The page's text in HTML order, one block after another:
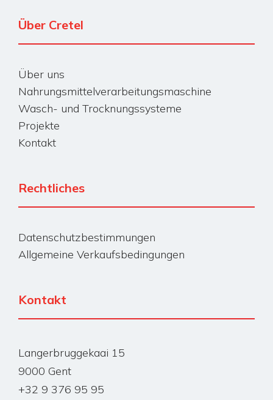
Über Cretel
Über uns
Nahrungsmittelverarbeitungsmaschine
Wasch- und Trocknungssysteme
Projekte
Kontakt
Rechtliches
Datenschutzbestimmungen
Allgemeine Verkaufsbedingungen
Kontakt
Langerbruggekaai 15
9000 Gent
+32 9 376 95 95